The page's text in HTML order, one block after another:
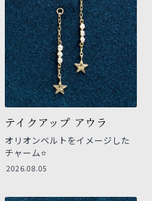
テイクアップ アウラ
オリオンベルトをイメージした
チャーム⭐
2026.08.05